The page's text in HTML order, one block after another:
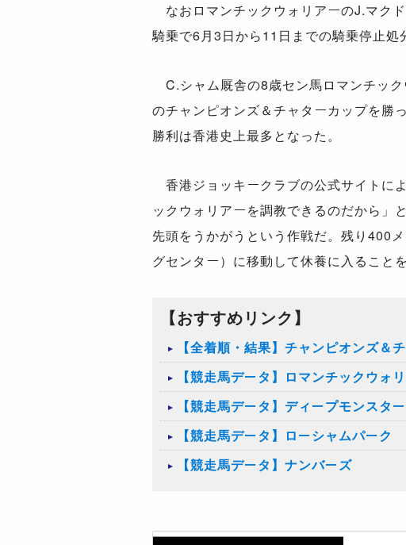
なおロマンチックウォリアーのJ.マク
騎乗で6月3日から11日までの騎乗停止処
C.シャム厩舎の8歳セン馬ロマンチッ
のチャンピオンズ＆チャターカップを勝
勝利は香港史上最多となった。
香港ジョッキークラブの公式サイトに
ックウォリアーを調教できるのだから」
先頭をうかがうという作戦だ。残り400
グセンター）に移動して休養に入ること
【おすすめリンク】
【全着順・結果】チャンピオンズ＆
【競走馬データ】ロマンチックウォ
【競走馬データ】ディープモンスター
【競走馬データ】ローシャムパーク
【競走馬データ】ナンバーズ